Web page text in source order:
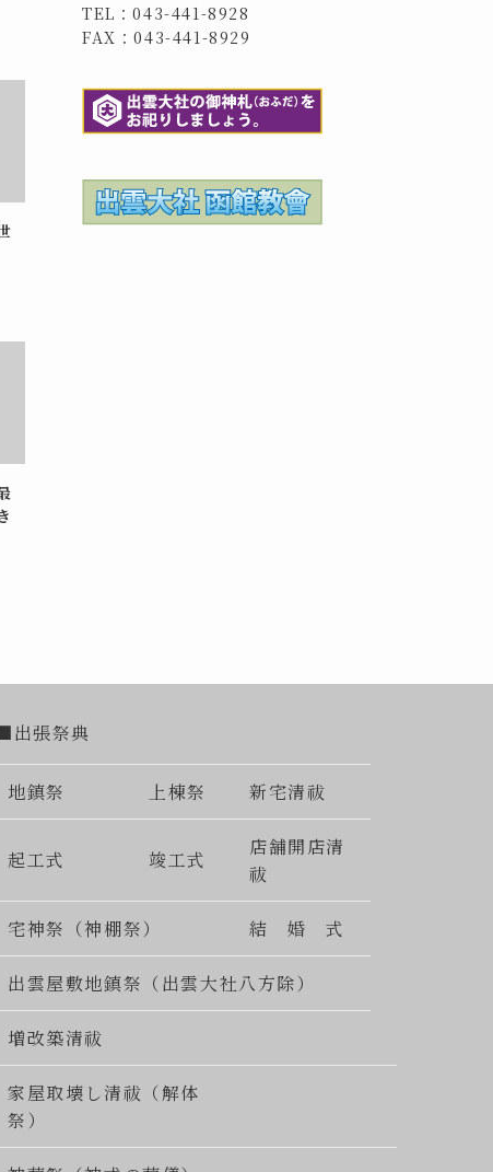
TEL：043-441-8928
FAX：043-441-8929
出張祭典
地鎮祭 上棟祭 新宅清祓
起工式 竣工式
店舗開店清
祓
宅神祭（神棚祭） 結 婚 式
出雲屋敷地鎮祭（出雲大社八方除）
増改築清祓
家屋取壊し清祓（解体
祭）